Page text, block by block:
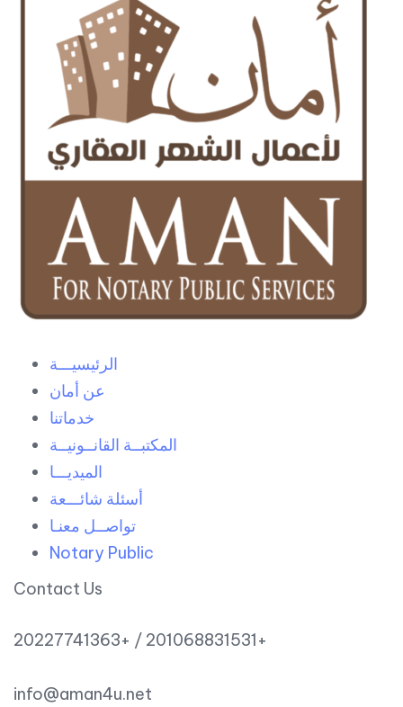
الرئيسيـــة
عن أمان
خدماتنا
المكتبــة القانــونيــة
الميديـــا
أسئلة شائـــعة
تواصــل معنـا
Notary Public
Contact Us
20227741363+ / 201068831531+
info@aman4u.net